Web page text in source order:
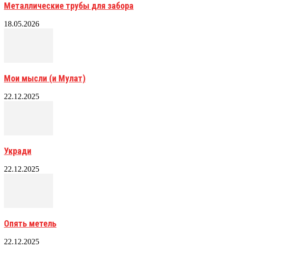
Металлические трубы для забора
18.05.2026
Мои мысли (и Мулат)
22.12.2025
Укради
22.12.2025
Опять метель
22.12.2025